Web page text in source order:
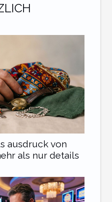
ausdruck von
als nur details